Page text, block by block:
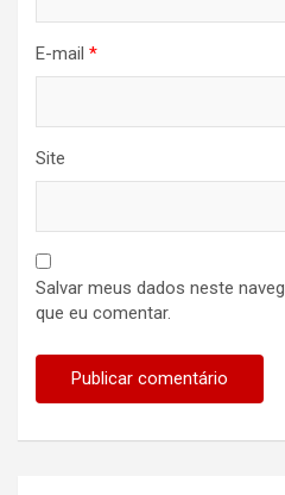
E-mail *
Site
Salvar meus dados neste
que eu comentar.